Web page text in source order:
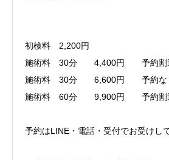
初検料 2,200円
施術料 30分 4,400円 予約割
施術料 30分 6,600円 予約な
施術料 60分 9,900円 予約割
予約はLINE・電話・受付でお受けし